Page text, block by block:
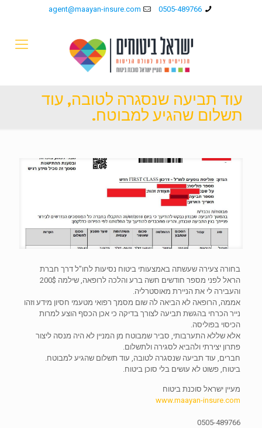
0505-489766
agent@maayan-insure.com
עוד תביעה שנסגרה לטובה, עוד
תשלום שהגיע למבוטח.
בחורה צעירה שעשתה באמצעותי ביטוח נסיעות לחו"ל דרך חברת
הראל לפני מספר חודשים חשה ברע והלכה לרופאה, שילמה 200$
והעבירה לי את הניירת מאוסטרליה.
אממה, הרופאה לא הביאה לה שום מסמך רפואי מטעמי חסיון מידע וזהו
נייר הכרחי בהגשת תביעה לצורך בדיקה כי אכן הכסף הוצע למרות
הכיסוי בפוליסה.
אלא שללא התערבותי, סביר שמבוטח מן המניין לא היה מנסה ליצור
פתרון יצירתי ולהביא לסגירה ולתשלום.
חברים, עוד תביעה שנסגרה לטובה, עוד תשלום שהגיע למבוטח.
ביטוח, פשוט לא עושים בלי סוכן ביטוח.
מעיין ישראל סוכנת ביטוח
www.maayan-insure.com
0505-489766